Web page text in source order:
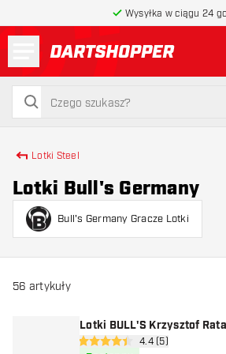
Wysyłka w ciągu 24
powrót do strony
szukaj
szukaj
Lotki Steel
Lotki Bull's Germany
Bull's Germany Gracze Lotki
56 artykuły
Lotki BULL'S Krzysztof
otwórz panel
4.4 gwiazdki oceny
4.4 (5)